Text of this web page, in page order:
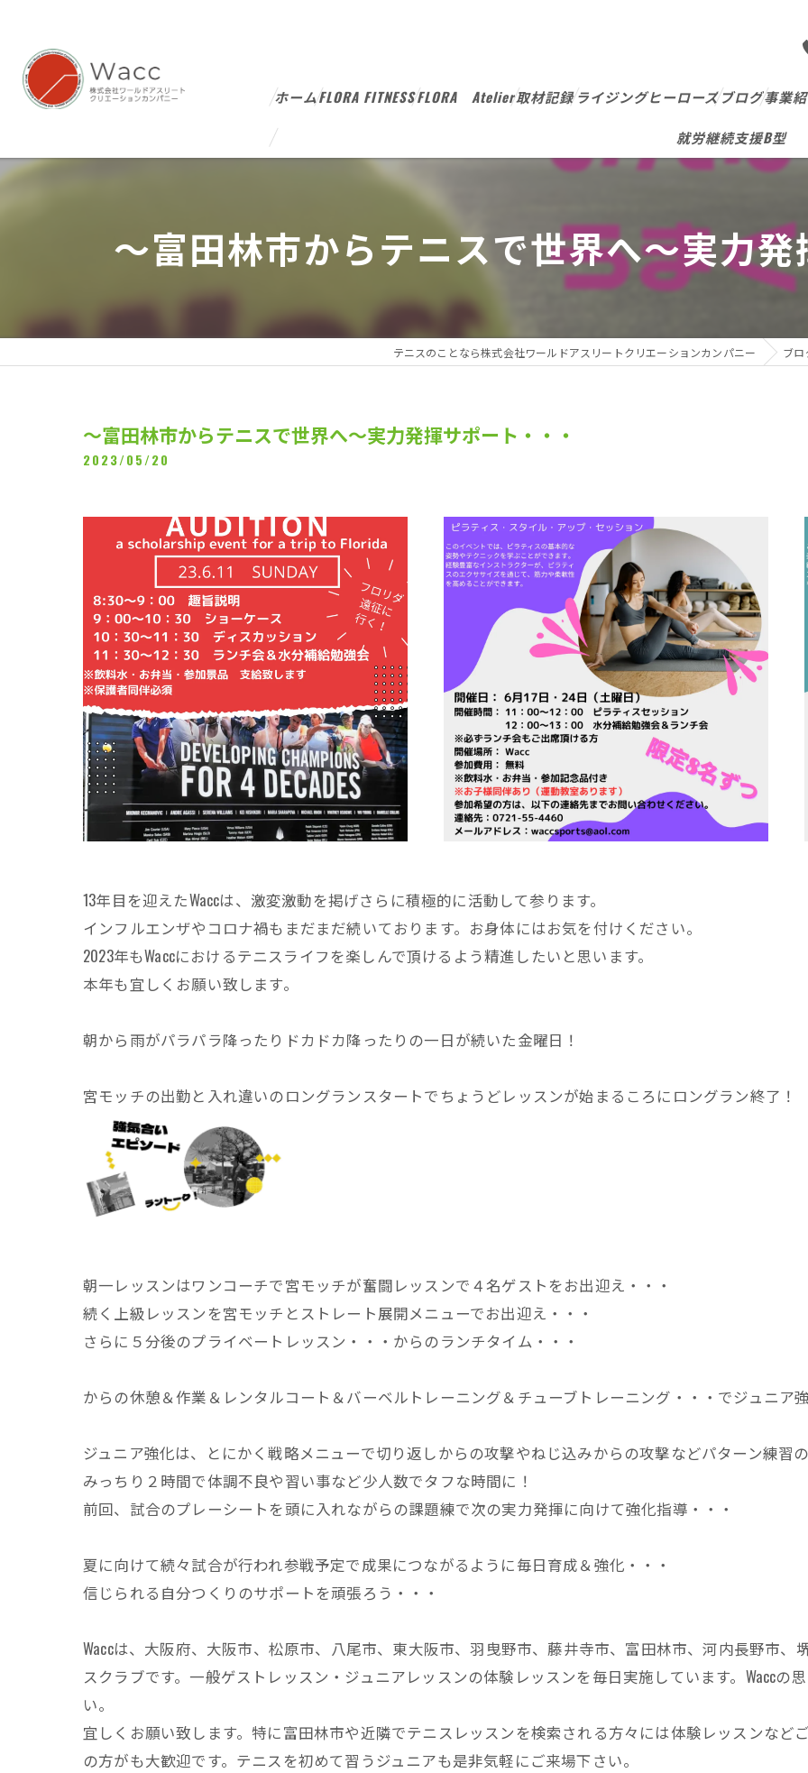
ホームFLORA FITNESSFLORA Atelier取材記録ライジングヒーローズブログ事業
就労継続支援B型
～富田林市からテニスで世界へ～実力発
テニスのことなら株式会社ワールドアスリートクリエーションカンパニー ブロ
～富田林市からテニスで世界へ～実力発揮サポート・・・
2023/05/20
13年目を迎えたWaccは、激変激動を掲げさらに積極的に活動して参ります。
インフルエンザやコロナ禍もまだまだ続いております。お身体にはお気を付けください。
2023年もWaccにおけるテニスライフを楽しんで頂けるよう精進したいと思います。
本年も宜しくお願い致します。
朝から雨がパラパラ降ったりドカドカ降ったりの一日が続いた金曜日！
宮モッチの出勤と入れ違いのロングランスタートでちょうどレッスンが始まるころにロングラン終了！
朝一レッスンはワンコーチで宮モッチが奮闘レッスンで４名ゲストをお出迎え・・・
続く上級レッスンを宮モッチとストレート展開メニューでお出迎え・・・
さらに５分後のプライベートレッスン・・・からのランチタイム・・・
からの休憩＆作業＆レンタルコート＆バーベルトレーニング＆チューブトレーニング・・・でジュニア
ジュニア強化は、とにかく戦略メニューで切り返しからの攻撃やねじ込みからの攻撃などパターン練習
みっちり２時間で体調不良や習い事など少人数でタフな時間に！
前回、試合のプレーシートを頭に入れながらの課題練で次の実力発揮に向けて強化指導・・・
夏に向けて続々試合が行われ参戦予定で成果につながるように毎日育成＆強化・・・
信じられる自分つくりのサポートを頑張ろう・・・
Waccは、大阪府、大阪市、松原市、八尾市、東大阪市、羽曳野市、藤井寺市、富田林市、河内長野市
スクラブです。一般ゲストレッスン・ジュニアレッスンの体験レッスンを毎日実施しています。Waccの
い。
宜しくお願い致します。特に富田林市や近隣でテニスレッスンを検索される方々には体験レッスンなど
の方がも大歓迎です。テニスを初めて習うジュニアも是非気軽にご来場下さい。